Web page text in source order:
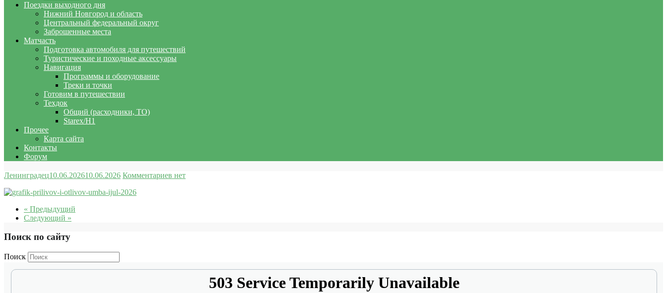
Поездки выходного дня
Нижний Новгород и область
Центральный федеральный округ
Заброшенные места
Матчасть
Подготовка автомобиля для путешествий
Туристические и походные аксессуары
Навигация
Программы и оборудование
Треки и точки
Готовим в путешествии
Техдок
Общий (расходники, ТО)
Starex/H1
Прочее
Карта сайта
Контакты
Форум
Ленинградец10.06.202610.06.2026 Комментариев нет
« Предыдущий
Следующий »
Поиск по сайту
Поиск